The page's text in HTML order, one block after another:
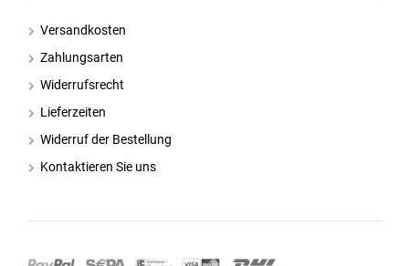
Versandkosten
Zahlungsarten
Widerrufsrecht
Lieferzeiten
Widerruf der Bestellung
Kontaktieren Sie uns